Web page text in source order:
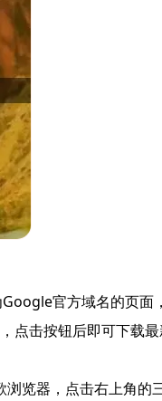
官方域名的页面
点击按钮后即可下载
览器，点击右上角的